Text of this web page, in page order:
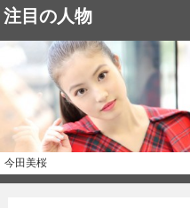
注目の人物
今田美桜